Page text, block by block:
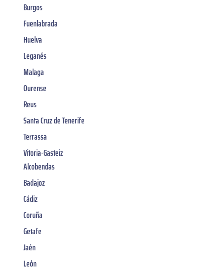
Burgos
Fuenlabrada
Huelva
Leganés
Malaga
Ourense
Reus
Santa Cruz de Tenerife
Terrassa
Vitoria-Gasteiz
Alcobendas
Badajoz
Cádiz
Coruña
Getafe
Jaén
León